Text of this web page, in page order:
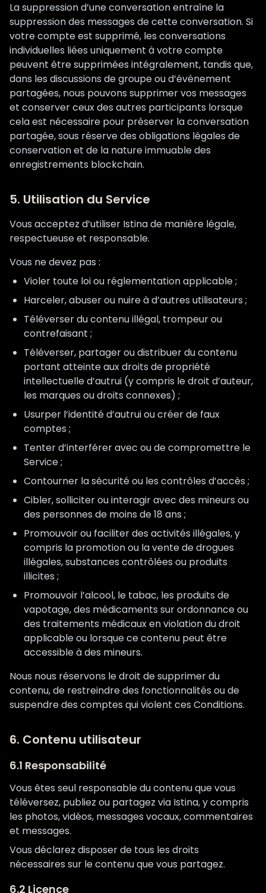
La suppression d’une conversation entraîne la
suppression des messages de cette conversation. Si
votre compte est supprimé, les conversations
individuelles liées uniquement à votre compte
peuvent être supprimées intégralement, tandis que,
dans les discussions de groupe ou d’événement
partagées, nous pouvons supprimer vos messages
et conserver ceux des autres participants lorsque
cela est nécessaire pour préserver la conversation
partagée, sous réserve des obligations légales de
conservation et de la nature immuable des
enregistrements blockchain.
5. Utilisation du Service
Vous acceptez d’utiliser Istina de manière légale,
respectueuse et responsable.
Vous ne devez pas :
Violer toute loi ou réglementation applicable ;
Harceler, abuser ou nuire à d’autres utilisateurs ;
Téléverser du contenu illégal, trompeur ou
contrefaisant ;
Téléverser, partager ou distribuer du contenu
portant atteinte aux droits de propriété
intellectuelle d’autrui (y compris le droit d’auteur,
les marques ou droits connexes) ;
Usurper l’identité d’autrui ou créer de faux
comptes ;
Tenter d’interférer avec ou de compromettre le
Service ;
Contourner la sécurité ou les contrôles d’accès ;
Cibler, solliciter ou interagir avec des mineurs ou
des personnes de moins de 18 ans ;
Promouvoir ou faciliter des activités illégales, y
compris la promotion ou la vente de drogues
illégales, substances contrôlées ou produits
illicites ;
Promouvoir l’alcool, le tabac, les produits de
vapotage, des médicaments sur ordonnance ou
des traitements médicaux en violation du droit
applicable ou lorsque ce contenu peut être
accessible à des mineurs.
Nous nous réservons le droit de supprimer du
contenu, de restreindre des fonctionnalités ou de
suspendre des comptes qui violent ces Conditions.
6. Contenu utilisateur
6.1 Responsabilité
Vous êtes seul responsable du contenu que vous
téléversez, publiez ou partagez via Istina, y compris
les photos, vidéos, messages vocaux, commentaires
et messages.
Vous déclarez disposer de tous les droits
nécessaires sur le contenu que vous partagez.
6.2 Licence